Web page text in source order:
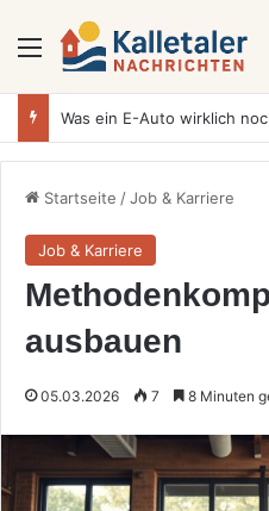
Menü
Startseite /Job & Karriere
Job & Karriere
ausbauen
05.03.2026 7 8 Minuten